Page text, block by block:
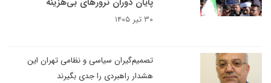
۳۰ تیر ۱۴۰۵
تصمیم‌گیران سیاسی و نظامی تهران این
هشدار راهبردی را جدی بگیرند